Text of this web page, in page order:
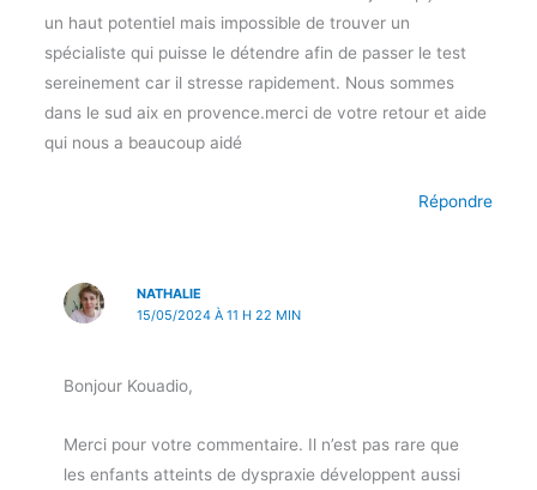
un haut potentiel mais impossible de trouver un
spécialiste qui puisse le détendre afin de passer le test
sereinement car il stresse rapidement. Nous sommes
dans le sud aix en provence.merci de votre retour et aide
qui nous a beaucoup aidé
Répondre
NATHALIE
15/05/2024 À 11 H 22 MIN
Bonjour Kouadio,
Merci pour votre commentaire. Il n’est pas rare que
les enfants atteints de dyspraxie développent aussi